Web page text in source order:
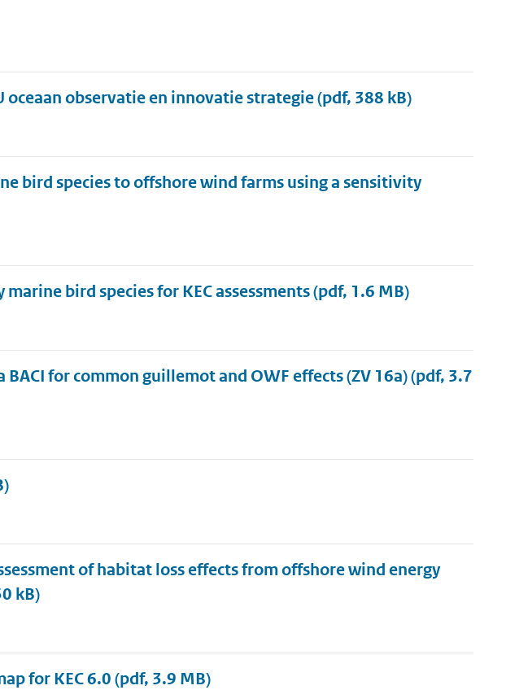
oceaan observatie en innovatie strategie(pdf, 388 kB)
bird species to offshore wind farms using a sensitivity
bird species for KEC assessments(pdf, 1.6 MB)
for common guillemot and OWF effects (ZV 16a)(pdf, 3.7
of habitat loss effects from offshore wind energy
kB)
for KEC 6.0 (pdf, 3.9 MB)